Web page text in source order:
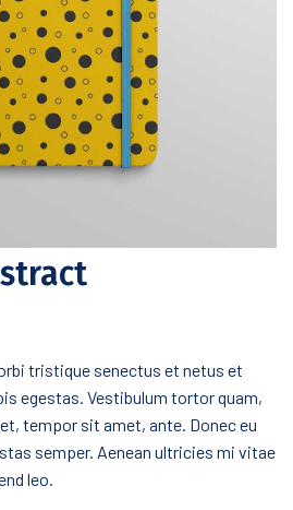
tristique senectus et netus et
egestas. Vestibulum tortor quam,
tempor sit amet, ante. Donec eu
semper. Aenean ultricies mi vitae
leo.